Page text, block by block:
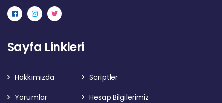
Sayfa Linkleri
Hakkımızda
Scriptler
Yorumlar
Hesap Bilgilerimiz